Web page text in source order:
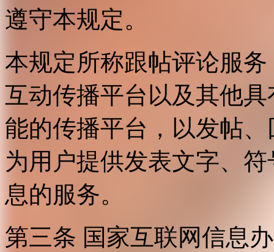
遵守本规定。
本规定所称跟帖评论服
互动传播平台以及其他
能的传播平台，以发帖
为用户提供发表文字、
息的服务。
第三条 国家互联网信息